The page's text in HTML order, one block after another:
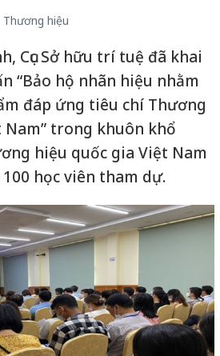
Thương hiệu
Cục Sở hữu trí tuệ đã khai
“Bảo hộ nhãn hiệu nhằm
đáp ứng tiêu chí Thương
trong khuôn khổ
hiệu quốc gia Việt Nam
học viên tham dự.